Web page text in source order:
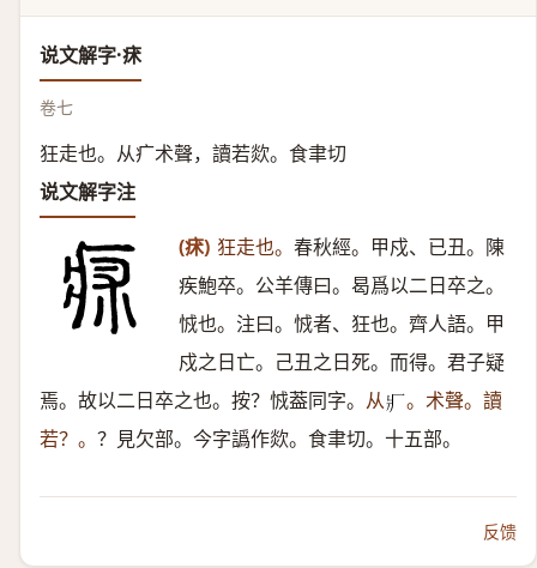
说文解字·㾁
卷七
狂走也。从疒术聲，讀若欻。食聿切
说文解字注
(㾁) 狂走也。 春秋經。甲戍、已丑。陳
疾鮑卒。公羊傳曰。曷爲以二日卒之。
㤜也。注曰。㤜者、狂也。齊人語。甲
戍之日亡。己丑之日死。而得。君子疑
焉。故以二日卒之也。按？㤜葢同字。 从𤕫 。术聲。讀
若？。 ？見欠部。今字譌作欻。食聿切。十五部。
反馈